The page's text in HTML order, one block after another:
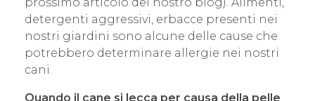
prossimo articolo del nostro blog). Alimenti,
detergenti aggressivi, erbacce presenti nei
nostri giardini sono alcune delle cause che
potrebbero determinare allergie nei nostri
cani.
Quando il cane si lecca per causa della pelle